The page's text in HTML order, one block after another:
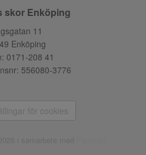
skor Enköping
11
Enköping
0171-208 41
556080-3776
för cookies